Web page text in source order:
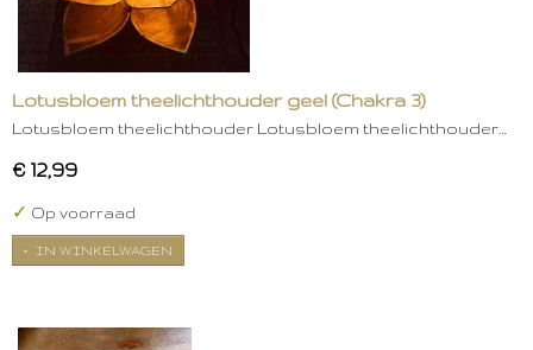
Lotusbloem theelichthouder geel (Chakra 3)
Lotusbloem theelichthouder Lotusbloem theelichthouder…
€ 12,99
✓ Op voorraad
IN WINKELWAGEN